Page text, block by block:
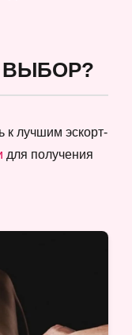
лучшим эскорт-
для получения